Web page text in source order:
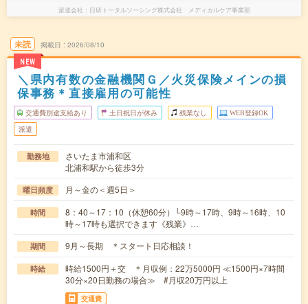
派遣会社 日研トータルソーシング株式会社 メディカルケア事業部
未読
NEW
掲載日 2026/08/10
＼県内有数の金融機関Ｇ／火災保険メインの損
保事務＊直接雇用の可能性
交通費別途支給あり 土日祝日が休み 残業なし WEB登録OK
派遣
勤務地
さいたま市浦和区
北浦和駅から徒歩3分
曜日頻度 月～金の＜週5日＞
時間
8：40～17：10（休憩60分）└9時～17時、9時～16時、10
時～17時も選択できます《残業》…
期間 9月～長期 ＊スタート日応相談！
時給
時給1500円＋交 ＊月収例：22万5000円 ≪1500円×7時間
30分×20日勤務の場合≫ #月収20万円以上
交通費